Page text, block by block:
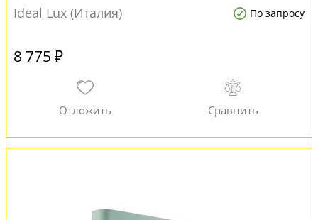
Ideal Lux (Италия)
По запросу
8 775 ₽